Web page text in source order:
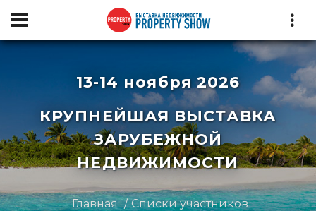
13-14 ноября 2026
КРУПНЕЙШАЯ ВЫСТАВКА
ЗАРУБЕЖНОЙ
НЕДВИЖИМОСТИ
Главная
Списки участников